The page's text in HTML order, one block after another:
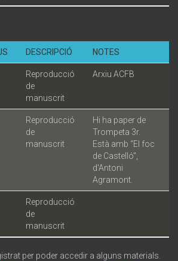
DESCRIPCIÓ NOTES
Reproducció
de
manuscrit
Arxiu ACFB
Reproducció
de
manuscrit
Hi ha paper de
Trompeta 3r.
Està amb “El foc
de Castelló”,
d'Antoni
Agramont.
Reproducció
de
manuscrit
per poder accedir a alguns materials.